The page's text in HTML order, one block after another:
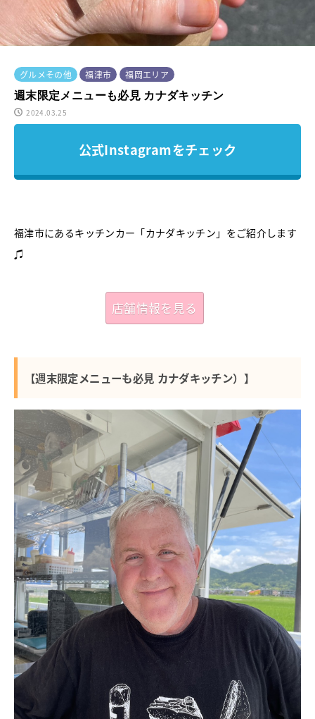
グルメその他 福津市
福岡エリア
週末限定メニューも必見 カナダキッチン
2024.03.25
公式Instagramをチェック
福津市にあるキッチンカー「カナダキッチン」をご紹介します
♫
店舗情報を見る
【週末限定メニューも必見 カナダキッチン）】